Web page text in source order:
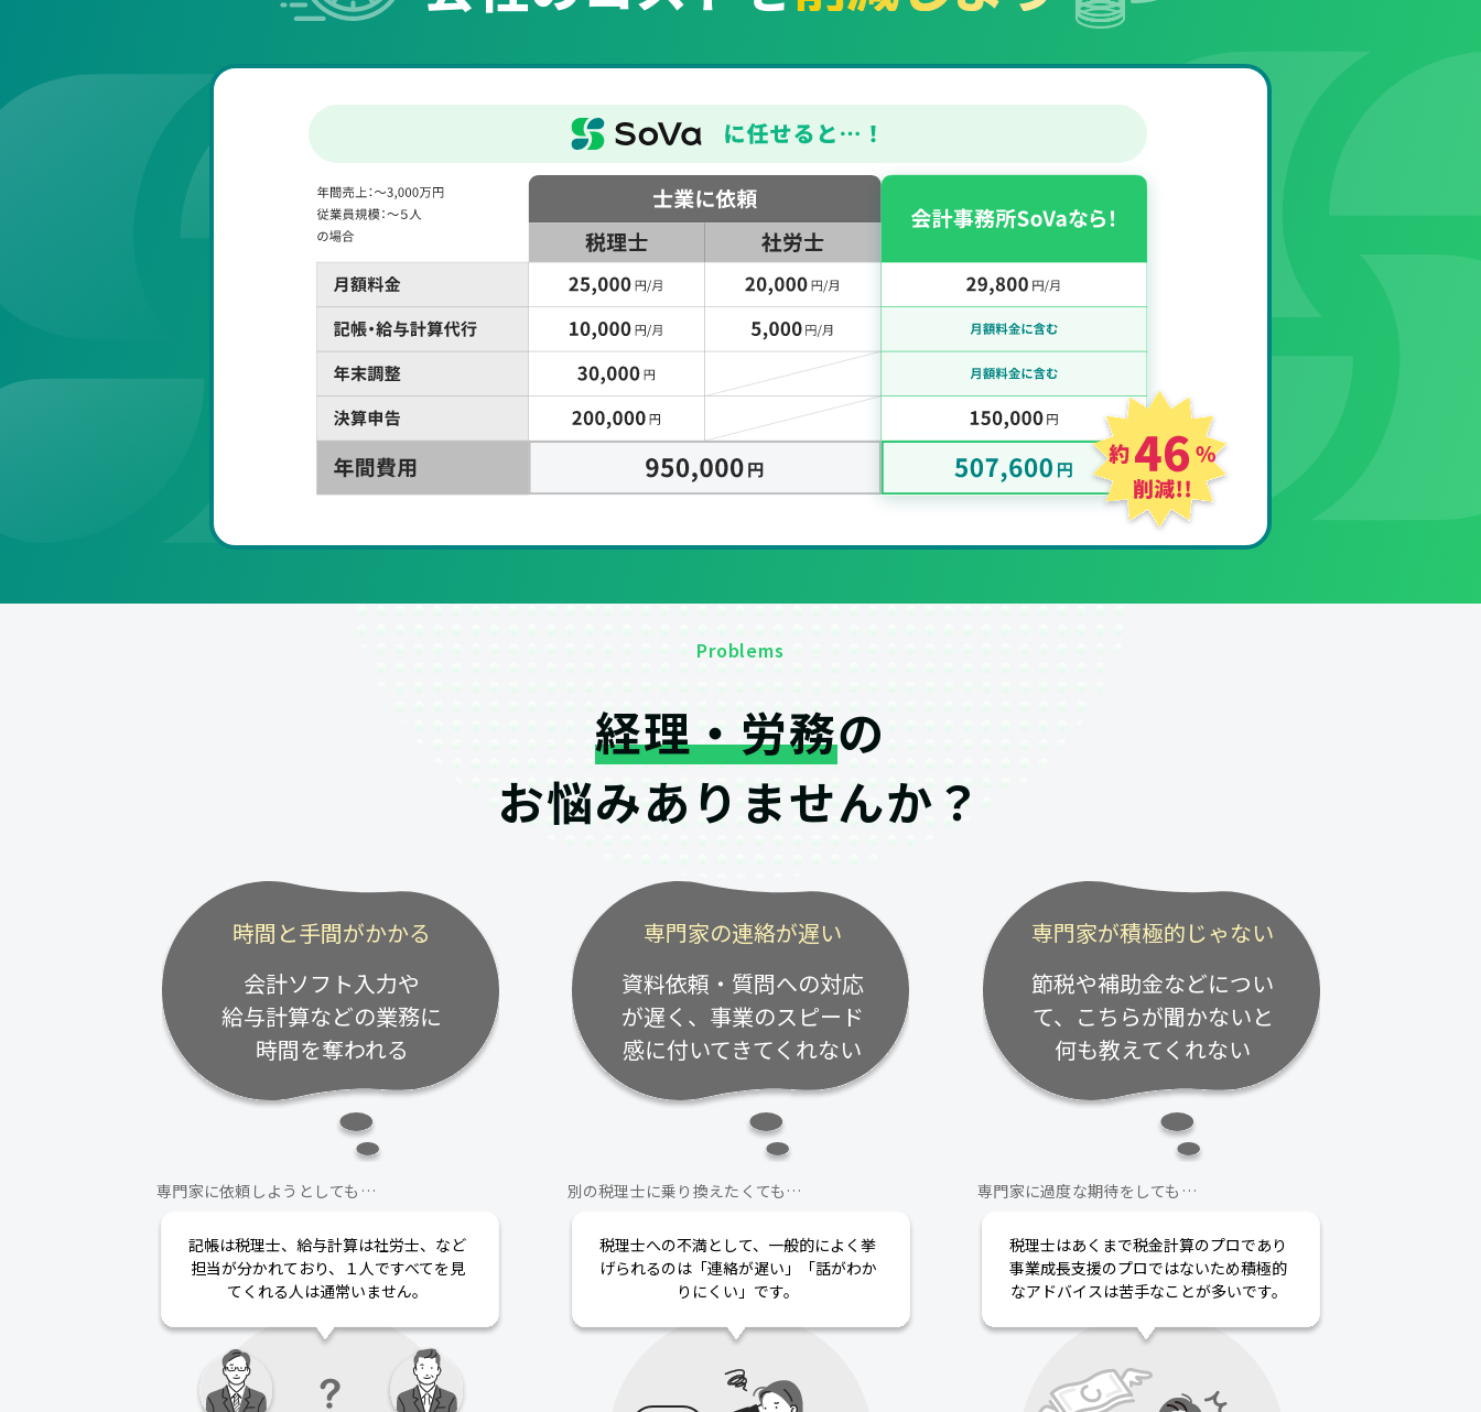
Problems
経理・労務の
お悩みありませんか？
時間と手間がかかる
会計ソフト入力や
給与計算などの業務に
時間を奪われる
専門家に依頼しようとしても…
記帳は税理士、給与計算は社労士、など
担当が分かれており、１人ですべてを見
てくれる人は通常いません。
専門家の連絡が遅い
資料依頼・質問への対応
が遅く、事業のスピード
感に付いてきてくれない
別の税理士に乗り換えたくても…
税理士への不満として、一般的によく挙
げられるのは「連絡が遅い」「話がわか
りにくい」です。
専門家が積極的じゃない
節税や補助金などについ
て、こちらが聞かないと
何も教えてくれない
専門家に過度な期待をしても…
税理士はあくまで税金計算のプロであり
事業成長支援のプロではないため積極的
なアドバイスは苦手なことが多いです。